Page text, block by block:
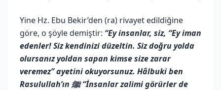
Yine Hz. Ebu Bekir’den (ra) rivayet edildiğine
göre, o şöyle demiştir: “Ey insanlar, siz, “Ey iman
edenler! Siz kendinizi düzeltin. Siz doğru yolda
olursanız yoldan sapan kimse size zarar
veremez” ayetini okuyorsunuz. Hâlbuki ben
Rasulullah’ın ﷺ “İnsanlar zalimi görürler de